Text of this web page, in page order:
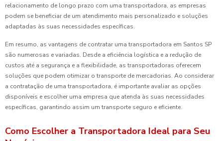
relacionamento de longo prazo com uma transportadora, as empresas
podem se beneficiar de um atendimento mais personalizado e soluções
adaptadas às suas necessidades específicas.
Em resumo, as vantagens de contratar uma transportadora em Santos SP
são numerosas e variadas. Desde a eficiência logística e a redução de
custos até a segurança e a flexibilidade, as transportadoras oferecem
soluções que podem otimizar o transporte de mercadorias. Ao considerar
a contratação de uma transportadora, é importante avaliar as opções
disponíveis e escolher uma empresa que atenda às suas necessidades
específicas, garantindo assim um transporte seguro e eficiente.
Como Escolher a Transportadora Ideal para Seu